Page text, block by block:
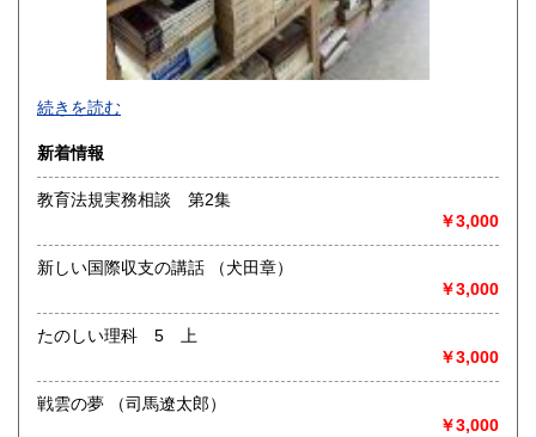
-
沿線名：-
最寄駅：-
営業時間：-
定休日：-
書籍の買取について
取り扱い分野
総記、哲学宗教、歴史、社会科学、自然科学、美術工芸、国
語国文、外国文学、古典籍、近代文献、趣味、外国書、サブ
カルチャー、古書一般（その他）
続きを読む
新着情報
教育法規実務相談 第2集
￥3,000
新しい国際収支の講話 （犬田章）
￥3,000
たのしい理科 5 上
￥3,000
戦雲の夢 （司馬遼太郎）
￥3,000